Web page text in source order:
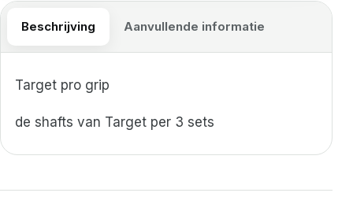
Beschrijving Aanvullende informatie
Target pro grip
de shafts van Target per 3 sets